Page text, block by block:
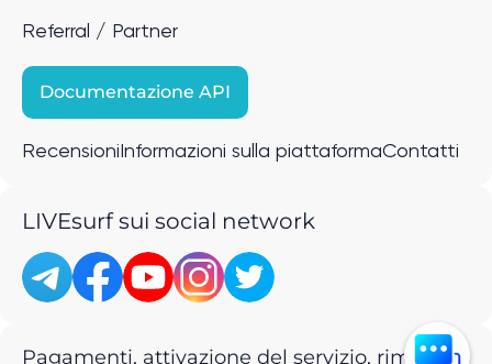
Referral / Partner
Documentazione API
Recensioni Informazioni sulla piattaformaContatti
LIVEsurf sui social network
Pagamenti, attivazione del servizio, rimborsi